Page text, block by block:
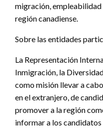
migración,
región canadiense.
Sobre las entidades
La Representación
Inmigración, la
como misión llevar a
en el extranjero, de
promover a la región
informar a los